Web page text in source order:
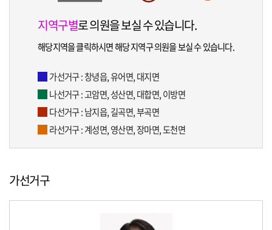
지역구별로 의원을 보실 수 있습니다.
해당지역을 클릭하시면 해당 지역구 의원을 보실 수 있습니다.
가선거구 :창녕읍, 유어면, 대지면
나선거구 :고암면, 성산면, 대합면, 이방면
다선거구 :남지읍, 길곡면, 부곡면
라선거구 :계성면, 영산면, 장마면, 도천면
가선거구